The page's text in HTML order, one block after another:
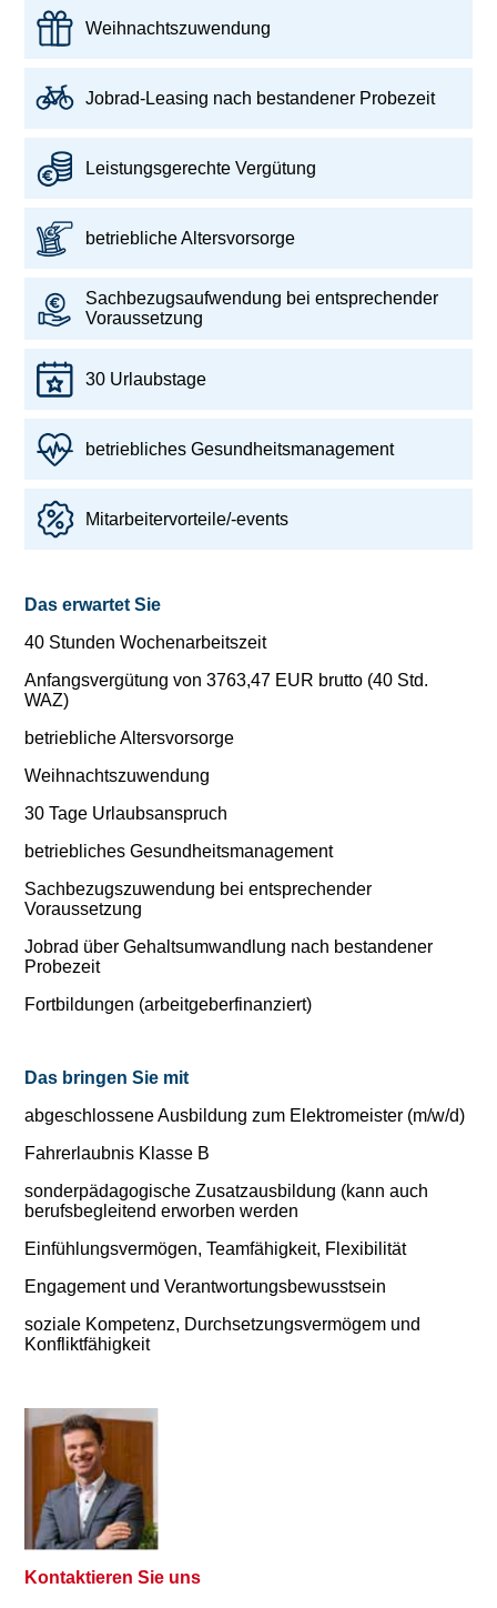
Weihnachtszuwendung
Jobrad-Leasing nach bestandener Probezeit
Leistungsgerechte Vergütung
betriebliche Altersvorsorge
Sachbezugsaufwendung bei entsprechender
Voraussetzung
30 Urlaubstage
betriebliches Gesundheitsmanagement
Mitarbeitervorteile/-events
Das erwartet Sie
40 Stunden Wochenarbeitszeit
Anfangsvergütung von 3763,47 EUR brutto (40 Std.
WAZ)
betriebliche Altersvorsorge
Weihnachtszuwendung
30 Tage Urlaubsanspruch
betriebliches Gesundheitsmanagement
Sachbezugszuwendung bei entsprechender
Voraussetzung
Jobrad über Gehaltsumwandlung nach bestandener
Probezeit
Fortbildungen (arbeitgeberfinanziert)
Das bringen Sie mit
abgeschlossene Ausbildung zum Elektromeister (m/w/d)
Fahrerlaubnis Klasse B
sonderpädagogische Zusatzausbildung (kann auch
berufsbegleitend erworben werden
Einfühlungsvermögen, Teamfähigkeit, Flexibilität
Engagement und Verantwortungsbewusstsein
soziale Kompetenz, Durchsetzungsvermögem und
Konfliktfähigkeit
Kontaktieren Sie uns